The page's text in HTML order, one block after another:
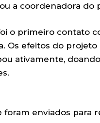
a coordenadora do
o primeiro contato
Os efeitos do
ativamente,
enviados para